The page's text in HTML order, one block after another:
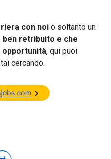
con noi o soltanto un
ben retribuito e che
opportunità, qui puoi
cercando.